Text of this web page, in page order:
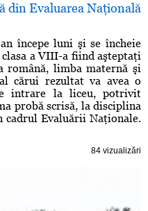
din Evaluarea Naţională
începe luni şi se încheie
a VIII-a fiind aşteptaţi
română, limba maternă şi
cărui rezultat va avea o
intrare la liceu, potrivit
probă scrisă, la disciplina
Evaluării Naţionale.
84 vizualizări